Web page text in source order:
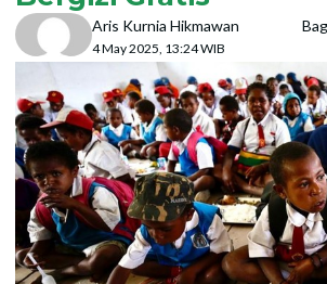
Aris Kurnia Hikmawan
4 May 2025, 13:24 WIB